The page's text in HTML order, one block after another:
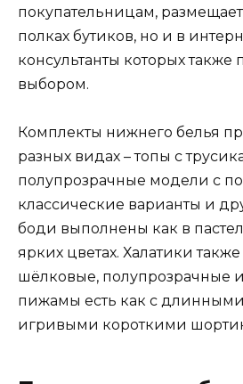
покупательницам,
полках бутиков, но и в
консультанты которых также
выбором.
Комплекты нижнего белья
разных видах – топы с
полупрозрачные модели с
классические варианты и
боди выполнены как в
ярких цветах. Халатики
шёлковые, полупрозрачные
пижамы есть как с
игривыми короткими